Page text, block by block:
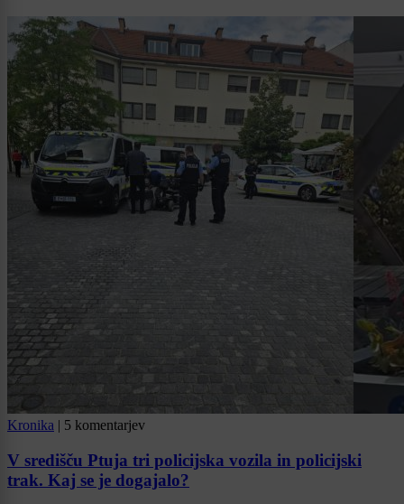
Kronika | 5 komentarjev
V središču Ptuja tri policijska vozila in policijski
trak. Kaj se je dogajalo?